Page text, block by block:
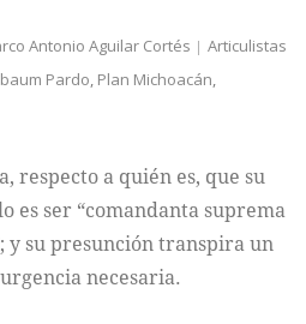
Antonio Aguilar Cortés
Articulistas
Pardo, Plan Michoacán,
respecto a quién es, que su
es ser “comandanta suprema
y su presunción transpira un
necesaria.